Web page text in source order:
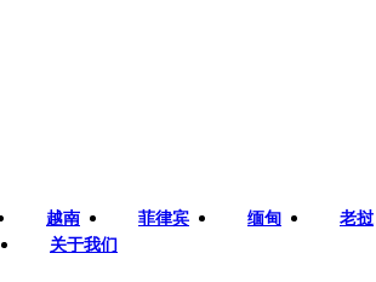
越南 菲律宾 缅甸 老挝
关于我们